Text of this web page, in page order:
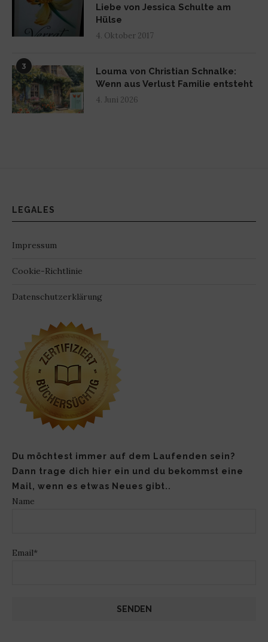
Liebe von Jessica Schulte am
Hülse
4. Oktober 2017
3
Louma von Christian Schnalke:
Wenn aus Verlust Familie entsteht
4. Juni 2026
LEGALES
Impressum
Cookie-Richtlinie
Datenschutzerklärung
Du möchtest immer auf dem Laufenden sein?
Dann trage dich hier ein und du bekommst eine
Mail, wenn es etwas Neues gibt..
Name
Email*